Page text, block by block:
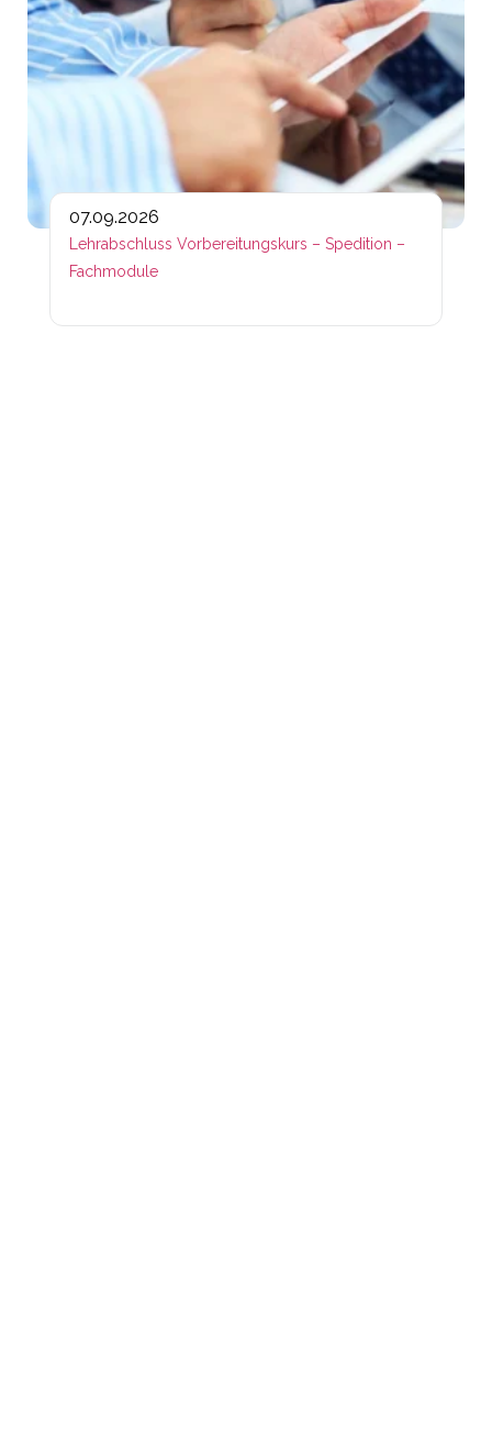
07.09.2026
Lehrabschluss Vorbereitungskurs – Spedition –
Fachmodule